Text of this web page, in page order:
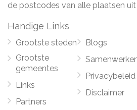
de postcodes van alle plaatsen
Handige Links
Grootste steden
Grootste
gemeentes
Links
Partners
Blogs
Privacybeleid
Disclaimer